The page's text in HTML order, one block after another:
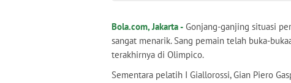
Bola.com, Jakarta - Gonjang-ganjing situasi
sangat menarik. Sang pemain telah buka-
terakhirnya di Olimpico.
Sementara pelatih I Giallorossi, Gian Piero